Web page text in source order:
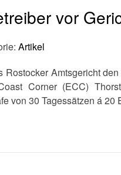
vor
Artikel
Rostocker Amtsgericht
Corner (ECC)
von 30 Tagessätzen á